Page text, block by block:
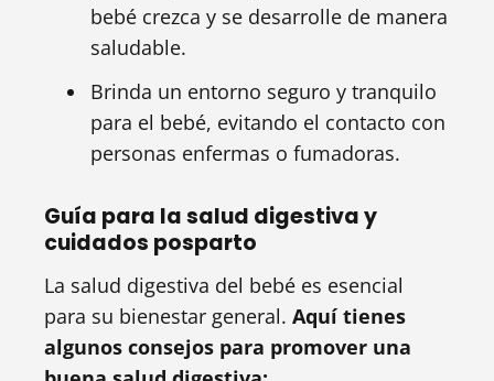
bebé crezca y se desarrolle de manera
saludable.
Brinda un entorno seguro y tranquilo
para el bebé, evitando el contacto con
personas enfermas o fumadoras.
Guía para la salud digestiva y
cuidados posparto
La salud digestiva del bebé es esencial
para su bienestar general. Aquí tienes
algunos consejos para promover una